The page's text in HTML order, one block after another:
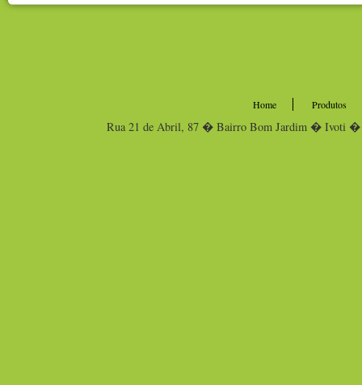
Home Produtos
Rua 21 de Abril, 87 � Bairro Bom Jardim �